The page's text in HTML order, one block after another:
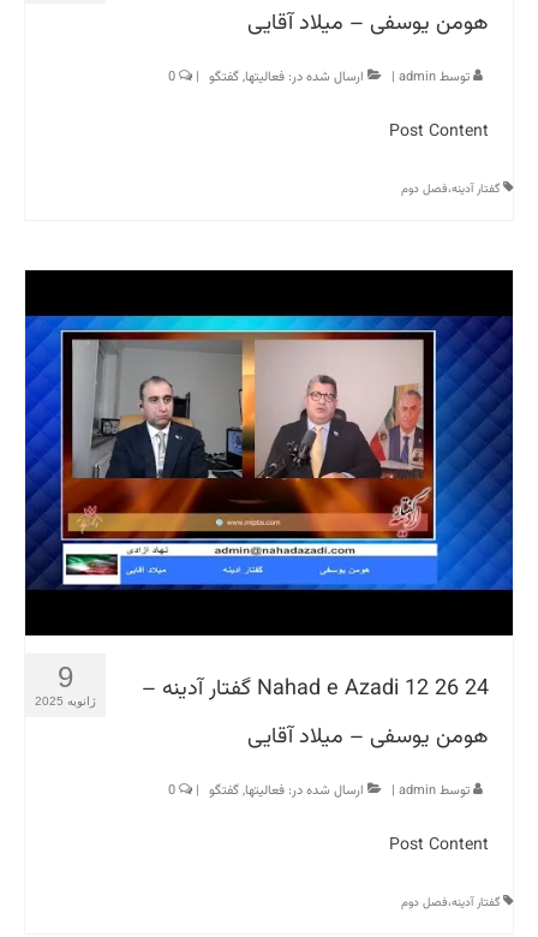
هومن یوسفی – میلاد آقایی
توسطadmin
| ارسال شده در: فعالیتها,گفتگو |
Post Content
گفتار آدینه،فصل دوم
9
ژانویه 2025
Nahad e Azadi 12 26 24 گفتار آدینه –
هومن یوسفی – میلاد آقایی
توسطadmin
| ارسال شده در: فعالیتها,گفتگو |
Post Content
گفتار آدینه،فصل دوم